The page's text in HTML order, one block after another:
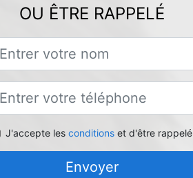
OU ÊTRE RAPPELÉ
J'accepte les conditionset d'être rappelé
Envoyer